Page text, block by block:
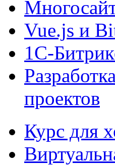
Vue.js и
1С-
проектов
Курс для